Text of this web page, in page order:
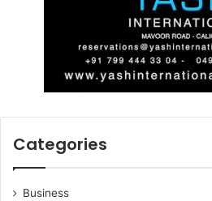
Categories
Business